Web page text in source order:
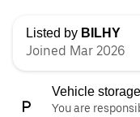
Listed by BILHY
Joined Mar 2026
Vehicle storage
You are